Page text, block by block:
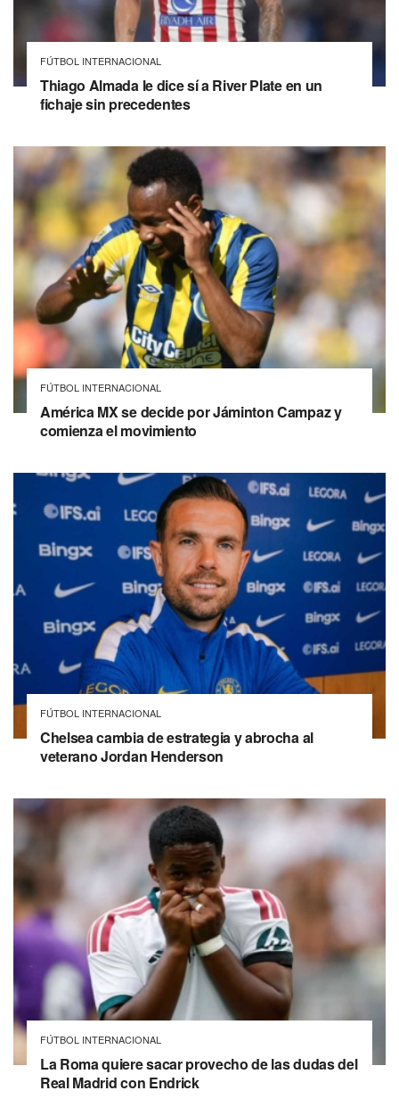
FÚTBOL INTERNACIONAL
Thiago Almada le dice sí a River Plate en un
fichaje sin precedentes
FÚTBOL INTERNACIONAL
América MX se decide por Jáminton Campaz y
comienza el movimiento
FÚTBOL INTERNACIONAL
Chelsea cambia de estrategia y abrocha al
veterano Jordan Henderson
FÚTBOL INTERNACIONAL
La Roma quiere sacar provecho de las dudas del
Real Madrid con Endrick